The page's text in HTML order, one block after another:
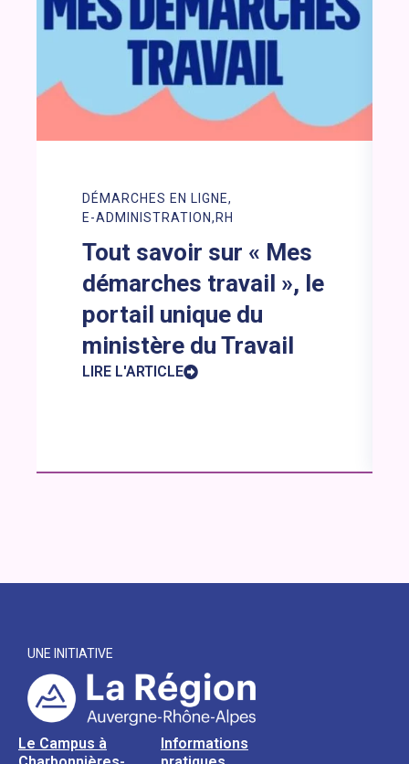
DÉMARCHES EN LIGNE
E-ADMINISTRATION RH
Tout savoir sur « Mes
démarches travail », le
portail unique du
ministère du Travail
LIRE L'ARTICLE
UNE INITIATIVE
Le Campus à
Informations